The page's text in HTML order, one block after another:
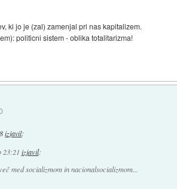
ki jo je (zal) zamenjal pri nas kapitalizem.
politicni sistem - oblika totalitarizma!
izjavil:
23:21 izjavil:
med socializmom in nacionalsocializmom...